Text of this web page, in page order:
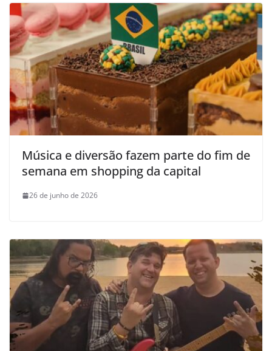
Música e diversão fazem parte do fim de
semana em shopping da capital
26 de junho de 2026